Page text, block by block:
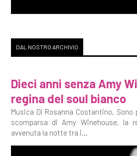
DAL NOSTRO ARCHIVIO
Dieci anni senza Amy
regina del soul bianco
Musica Di Rosanna Costantino.
scomparsa di Amy Winehouse, la
avvenuta la notte tra i...